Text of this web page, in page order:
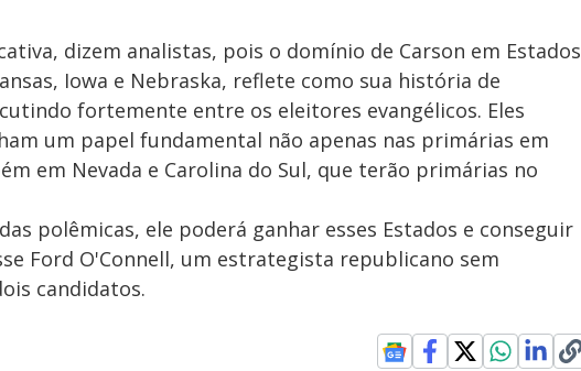
dizem analistas, pois o domínio de Carson em Estados
Iowa e Nebraska, reflete como sua história de
fortemente entre os eleitores evangélicos. Eles
um papel fundamental não apenas nas primárias em
em Nevada e Carolina do Sul, que terão primárias no
polêmicas, ele poderá ganhar esses Estados e conseguir
Ford O'Connell, um estrategista republicano sem
candidatos.